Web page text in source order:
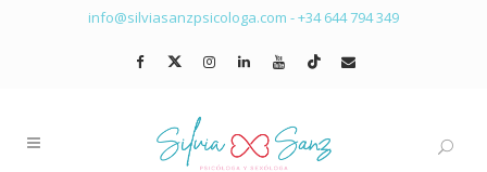
info@silviasanzpsicologa.com -+34 644 794 349